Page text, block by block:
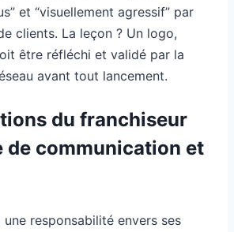
et “visuellement agressif” par
clients. La leçon ? Un logo,
être réfléchi et validé par la
avant tout lancement.
du franchiseur
de communication et
une responsabilité envers ses